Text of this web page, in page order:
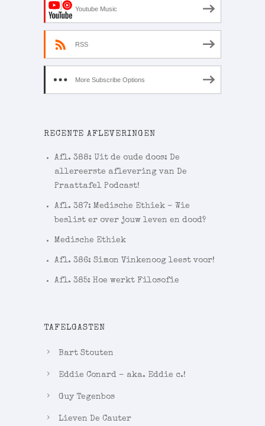
Youtube Music
RSS
More Subscribe Options
RECENTE AFLEVERINGEN
Afl. 388: Uit de oude doos: De
allereerste aflevering van De
Praattafel Podcast!
Afl. 387: Medische Ethiek – Wie
beslist er over jouw leven en dood?
Medische Ethiek
Afl. 386: Simon Vinkenoog leest voor!
Afl. 385: Hoe werkt Filosofie
TAFELGASTEN
Bart Stouten
Eddie Conard – aka. Eddie c.!
Guy Tegenbos
Lieven De Cauter